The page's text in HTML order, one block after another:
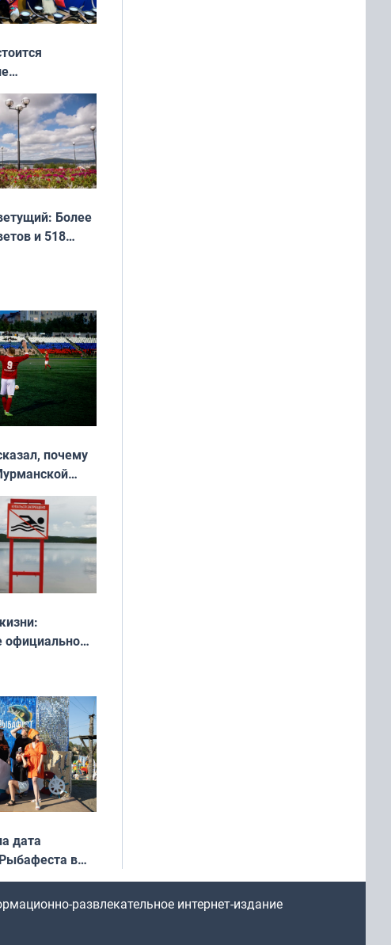
дня
мира
Более
и 518
почему
остался
официально
дата
в
развлекательное интернет-издание